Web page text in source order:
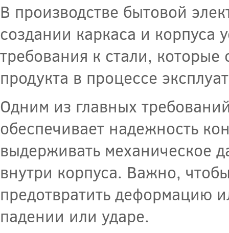
В производстве бытовой
создании каркаса и корпуса
требования к стали, которые
продукта в процессе
Одним из главных
обеспечивает надежность
выдерживать механическое
внутри корпуса. Важно,
предотвратить деформацию
падении или ударе.